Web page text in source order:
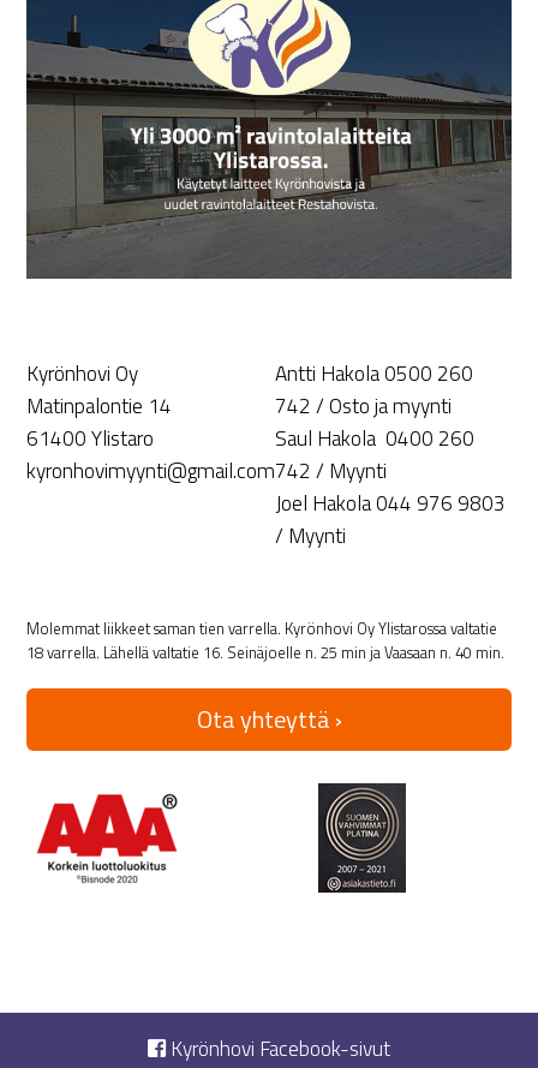
Kyrönhovi Oy
Matinpalontie 14
61400 Ylistaro
kyronhovimyynti@gmail.com
Antti Hakola 0500 260
742 / Osto ja myynti
Saul Hakola 0400 260
742 / Myynti
Joel Hakola 044 976 9803
/ Myynti
Molemmat liikkeet saman tien varrella. Kyrönhovi Oy Ylistarossa valtatie
18 varrella. Lähellä valtatie 16. Seinäjoelle n. 25 min ja Vaasaan n. 40 min.
Ota yhteyttä ›
Kyrönhovi Facebook-sivut